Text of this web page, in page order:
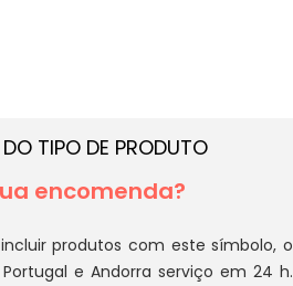
TIPO DE PRODUTO
encomenda?
produtos com este símbolo, o
e Andorra serviço em 24 h.